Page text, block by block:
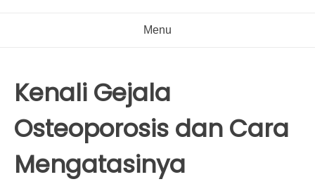
Menu
Kenali Gejala
Osteoporosis dan Cara
Mengatasinya